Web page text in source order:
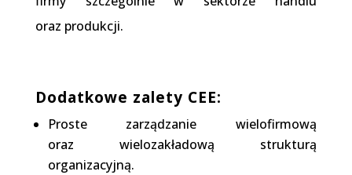
oraz produkcji.
Dodatkowe zalety CEE:
Proste zarządzanie wielofirmową
oraz wielozakładową strukturą
organizacyjną.